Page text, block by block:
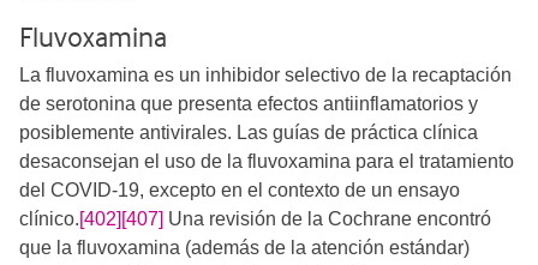
Fluvoxamina
La fluvoxamina es un inhibidor selectivo de la recaptación
de serotonina que presenta efectos antiinflamatorios y
posiblemente antivirales. Las guías de práctica clínica
desaconsejan el uso de la fluvoxamina para el tratamiento
del COVID-19, excepto en el contexto de un ensayo
clínico.[402] [407] ​​​​​ Una revisión de la Cochrane encontró
que la fluvoxamina (además de la atención estándar)